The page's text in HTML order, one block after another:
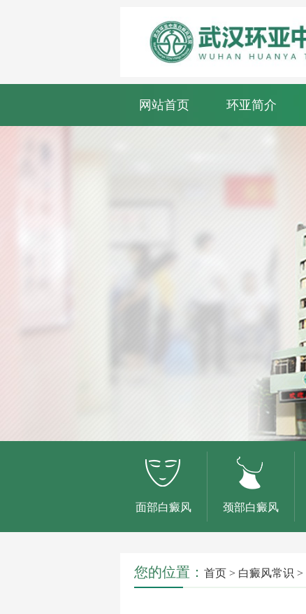
网站首页 环亚简介
面部白癜风 颈部白癜风
您的位置： 首页 > 白癜风常识 >